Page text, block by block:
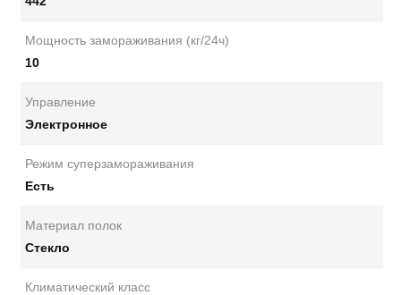
Мощность замораживания (кг/24ч)
10
Управление
Электронное
Режим суперзамораживания
Есть
Материал полок
Стекло
Климатический класс